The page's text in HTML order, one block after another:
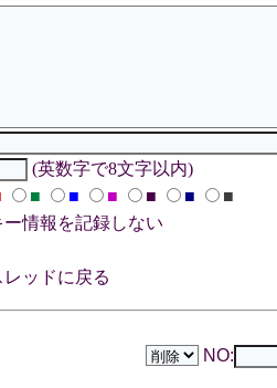
(英数字で8文字以内)
■ ■ ■ ■ ■
■
ー情報を記録しない
レッドに戻る
NO: